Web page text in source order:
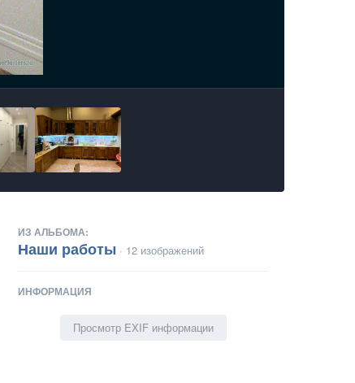
ИЗ АЛЬБОМА:
Наши работы · 12 изображений
ИНФОРМАЦИЯ
Просмотр EXIF информации